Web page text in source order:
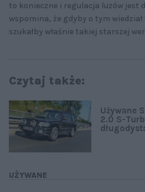
to konieczne i regulacja luzów jest
wspomina, że gdyby o tym
szukałby właśnie takiej starszej
Czytaj także:
UŻYWANE
Używane
2.0 S-